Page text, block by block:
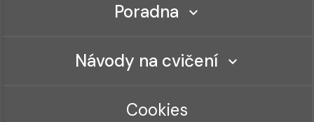
Poradna
Návody na cvičení
Cookies